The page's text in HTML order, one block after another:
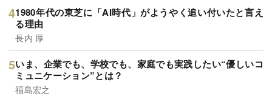
1980年代の東芝に「AI時代」がようやく追い付いたと言え
る理由
長内 厚
いま、企業でも、学校でも、家庭でも実践したい“優しいコ
ミュニケーション”とは？
福島宏之